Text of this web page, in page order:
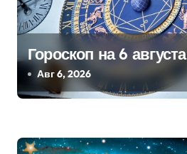
я
п
о
а
Гороскоп на 6 августа
Авг 6, 2026